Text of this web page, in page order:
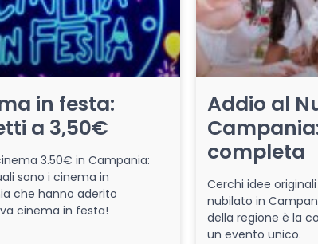
in festa:
a 3,50€
3.50€ in Campania:
sono i cinema in
che hanno aderito
cinema in festa!
Addio al
completa
Cerchi idee
nubilato in
della regione è la
un evento unico.